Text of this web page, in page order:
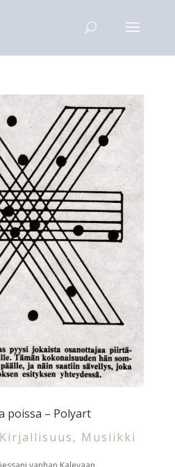
poissa – Polyart
Kirjallisuus, Musiikki